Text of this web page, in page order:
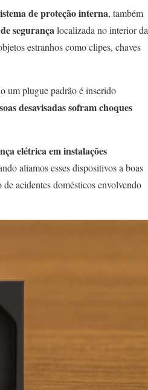
de proteção interna, também
segurançalocalizada no interior da
estranhos como clipes, chaves
um plugue padrão é inserido
desavisadas sofram choques
elétrica em instalações
aliamos esses dispositivos a boas
acidentes domésticos envolvendo